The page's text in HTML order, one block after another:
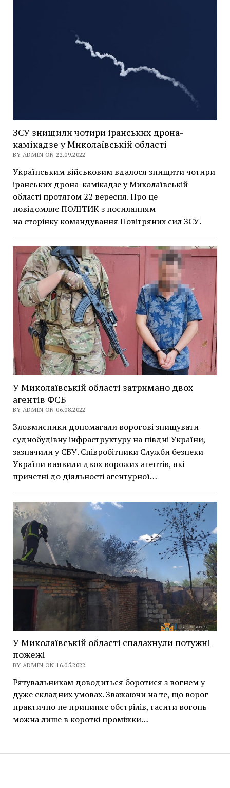
ЗСУ знищили чотири іранських дрона-
камікадзе у Миколаївській області
BY ADMIN ON 22.09.2022
Українським військовим вдалося знищити чотири
іранських дрона-камікадзе у Миколаївській
області протягом 22 вересня. Про це
повідомляє ПОЛІТИК з посиланням
на сторінку командування Повітряних сил ЗСУ.
У Миколаївській області затримано двох
агентів ФСБ
BY ADMIN ON 06.08.2022
Зловмисники допомагали ворогові знищувати
суднобудівну інфраструктуру на півдні України,
зазначили у СБУ. Співробітники Служби безпеки
України виявили двох ворожих агентів, які
причетні до діяльності агентурної…
У Миколаївській області спалахнули потужні
пожежі
BY ADMIN ON 16.05.2022
Рятувальникам доводиться боротися з вогнем у
дуже складних умовах. Зважаючи на те, що ворог
практично не припиняє обстрілів, гасити вогонь
можна лише в короткі проміжки…